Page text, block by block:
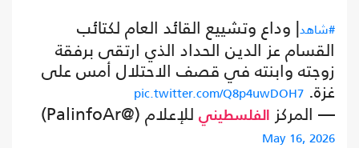
#شاهد| وداع وتشييع القائد العام لكتائب
القسام عز الدين الحداد الذي ارتقى برفقة
زوجته وابنته في قصف الاحتلال أمس على
غزة. pic.twitter.com/Q8p4uwDOH7
— المركز الفلسطيني للإعلام (@PalinfoAr)
May 16, 2026